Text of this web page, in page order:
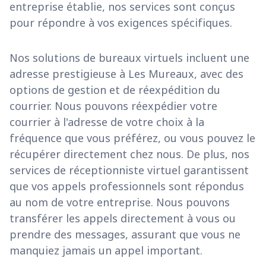
entreprise établie, nos services sont conçus
pour répondre à vos exigences spécifiques.
Nos solutions de bureaux virtuels incluent une
adresse prestigieuse à Les Mureaux, avec des
options de gestion et de réexpédition du
courrier. Nous pouvons réexpédier votre
courrier à l'adresse de votre choix à la
fréquence que vous préférez, ou vous pouvez le
récupérer directement chez nous. De plus, nos
services de réceptionniste virtuel garantissent
que vos appels professionnels sont répondus
au nom de votre entreprise. Nous pouvons
transférer les appels directement à vous ou
prendre des messages, assurant que vous ne
manquiez jamais un appel important.